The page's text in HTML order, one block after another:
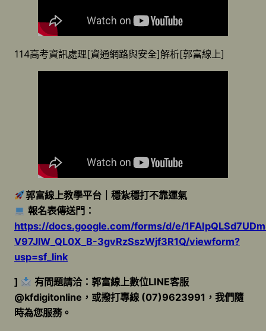
114高考資訊處理[資通網路與安全]解析[郭富線上]
郭富線上教學平台｜穩紮穩打不靠運氣
報名表傳送門：
https://docs.google.com/forms/d/e/
V97JlW_QL0X_B-3gvRzSszWjf3R1Q/viewform?
usp=sf_link
]
有問題請洽：郭富線上數位LINE客服
@kfdigitonline，或撥打專線 (07)9623991，我們隨
時為您服務。